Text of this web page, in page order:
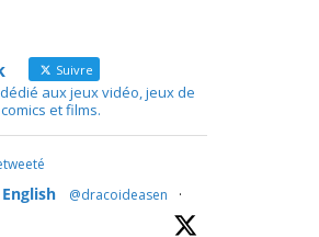
Suivre
aux jeux vidéo, jeux de
et films.
@dracoideasen
·